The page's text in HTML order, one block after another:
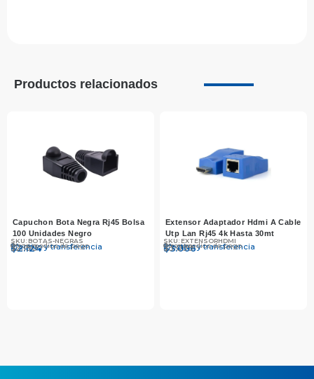
Productos relacionados
Capuchon Bota Negra Rj45 Bolsa
100 Unidades Negro
SKU: BOTAS-NEGRAS
$2.124
Efectivo y transferencia
$2.190
Otros medios de pago
Extensor Adaptador Hdmi A Cable
Utp Lan Rj45 4k Hasta 30mt
SKU: EXTENSORHDMI
$3.006
Efectivo y transferencia
$3.099
Otros medios de pago